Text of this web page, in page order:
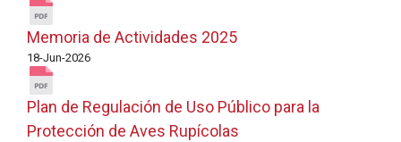
Memoria de Actividades 2025
18-Jun-2026
Plan de Regulación de Uso Público para la
Protección de Aves Rupícolas